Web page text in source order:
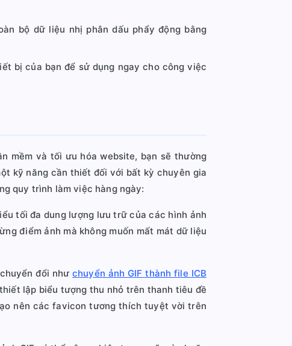
bộ dữ liệu nhị phân dấu phẩy động bằng
bị của bạn để sử dụng ngay cho công việc
mềm và tối ưu hóa website, bạn sẽ thường
kỹ năng cần thiết đối với bất kỳ chuyên gia
quy trình làm việc hàng ngày:
tối đa dung lượng lưu trữ của các hình ảnh
điểm ảnh mà không muốn mất mát dữ liệu
đổi nhưchuyển ảnh GIF thành file ICB
lập biểu tượng thu nhỏ trên thanh tiêu đề
nên các favicon tương thích tuyệt vời trên